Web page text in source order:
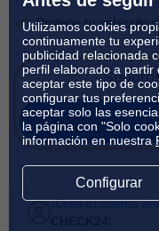
Protege tu vehículo
¡Crea tu cuenta
Utilizamos cookies
continuamente tu
publicidad relacionada
perfil elaborado a partir
aceptar este tipo de
configurar tus
aceptar solo las
la página con "Solo
información en nuestra
Configurar